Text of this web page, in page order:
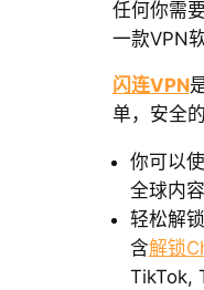
任何你需
一款VPN软
闪连VPN
单，安全
你可以
全球内
轻松解
含解锁
TikTok,